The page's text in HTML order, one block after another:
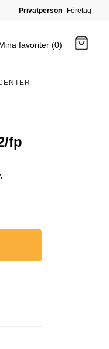
Privatperson Företag
favoriter (0)
fp